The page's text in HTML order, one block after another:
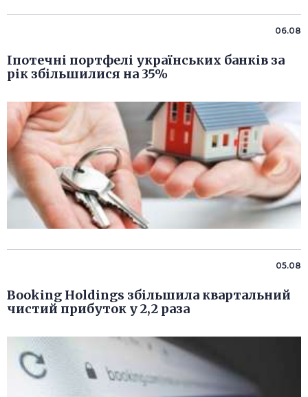
06.08
Іпотечні портфелі українських банків за
рік збільшилися на 35%
05.08
Booking Holdings збільшила квартальний
чистий прибуток у 2,2 раза